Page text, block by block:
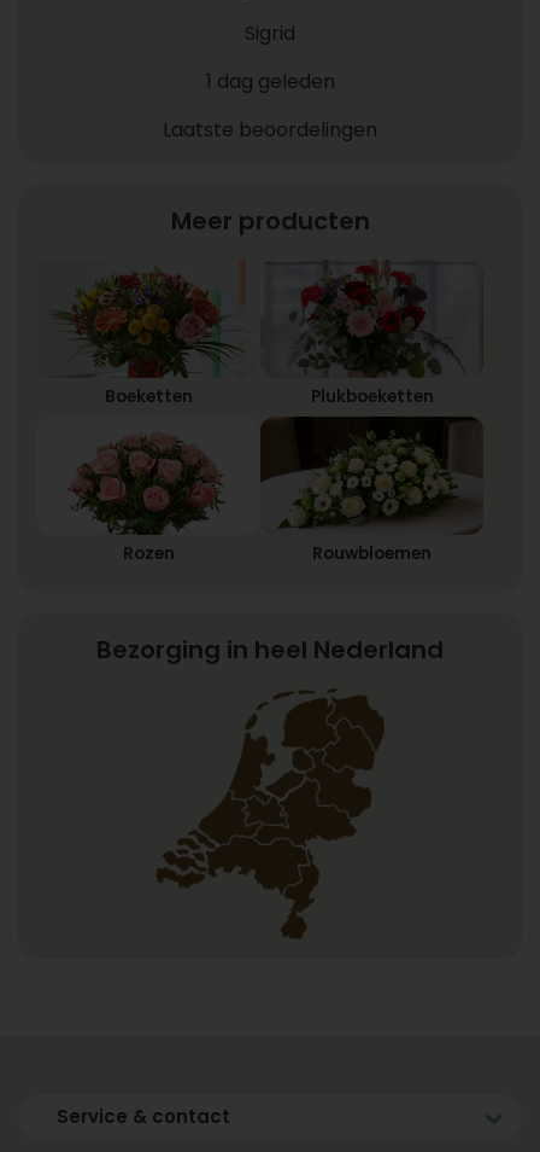
Sigrid
1 dag geleden
Laatste beoordelingen
Meer producten
Boeketten Plukboeketten
Rozen Rouwbloemen
Bezorging in heel Nederland
Service & contact